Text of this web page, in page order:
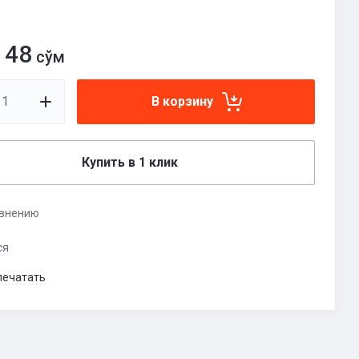
сўм
В корзину
Купить в 1 клик